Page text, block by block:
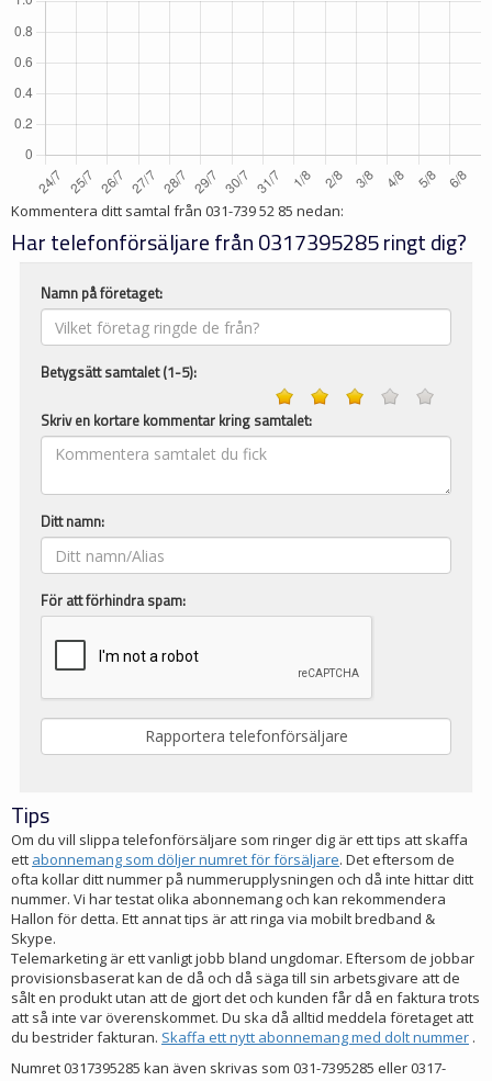
Kommentera ditt samtal från 031-739 52 85 nedan:
Har telefonförsäljare från 0317395285 ringt dig?
Namn på företaget:
Betygsätt samtalet (1-5):
Skriv en kortare kommentar kring samtalet:
Ditt namn:
För att förhindra spam:
Tips
Om du vill slippa telefonförsäljare som ringer dig är ett tips att skaffa
ett abonnemang som döljer numret för försäljare. Det eftersom de
ofta kollar ditt nummer på nummerupplysningen och då inte hittar ditt
nummer. Vi har testat olika abonnemang och kan rekommendera
Hallon för detta. Ett annat tips är att ringa via mobilt bredband &
Skype.
Telemarketing är ett vanligt jobb bland ungdomar. Eftersom de jobbar
provisionsbaserat kan de då och då säga till sin arbetsgivare att de
sålt en produkt utan att de gjort det och kunden får då en faktura trots
att så inte var överenskommet. Du ska då alltid meddela företaget att
du bestrider fakturan. Skaffa ett nytt abonnemang med dolt nummer .
Numret 0317395285 kan även skrivas som 031-7395285 eller 0317-